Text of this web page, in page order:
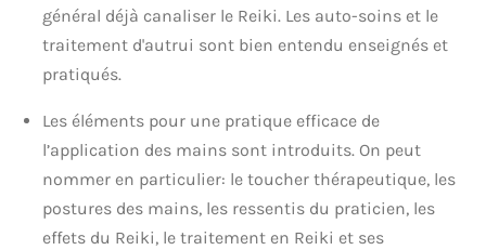
général déjà canaliser le Reiki. Les auto-soins et le
traitement d'autrui sont bien entendu enseignés et
pratiqués.
Les éléments pour une pratique efficace de
l’application des mains sont introduits. On peut
nommer en particulier: le toucher thérapeutique, les
postures des mains, les ressentis du praticien, les
effets du Reiki, le traitement en Reiki et ses